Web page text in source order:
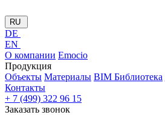
RU
DE
EN
О компании Emocio
Продукция
Объекты Материалы BIM Библиотека
Контакты
+ 7 (499) 322 96 15
Заказать звонок